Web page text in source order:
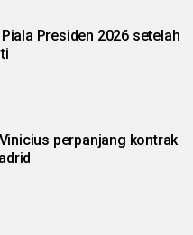
Presiden 2026 setelah
kontrak